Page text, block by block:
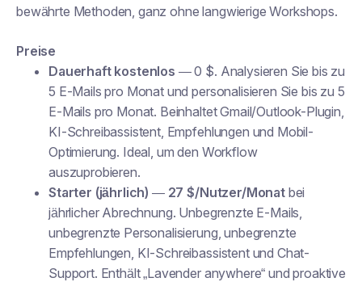
bewährte Methoden, ganz ohne langwierige Workshops.
Preise
Dauerhaft kostenlos — 0 $. Analysieren Sie bis zu
5 E-Mails pro Monat und personalisieren Sie bis zu 5
E-Mails pro Monat. Beinhaltet Gmail/Outlook-Plugin,
KI-Schreibassistent, Empfehlungen und Mobil-
Optimierung. Ideal, um den Workflow
auszuprobieren.
Starter (jährlich) — 27 $/Nutzer/Monatbei
jährlicher Abrechnung. Unbegrenzte E-Mails,
unbegrenzte Personalisierung, unbegrenzte
Empfehlungen, KI-Schreibassistent und Chat-
Support. Enthält „Lavender anywhere“ und proaktive